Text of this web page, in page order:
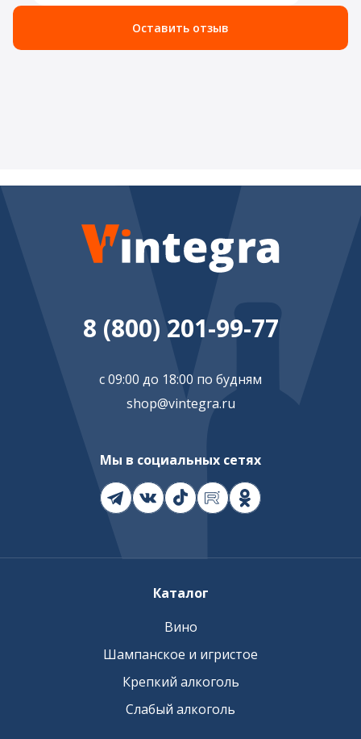
Оставить отзыв
8 (800) 201-99-77
с 09:00 до 18:00 по будням
shop@vintegra.ru
Мы в социальных сетях
Каталог
Вино
Шампанское и игристое
Крепкий алкоголь
Слабый алкоголь